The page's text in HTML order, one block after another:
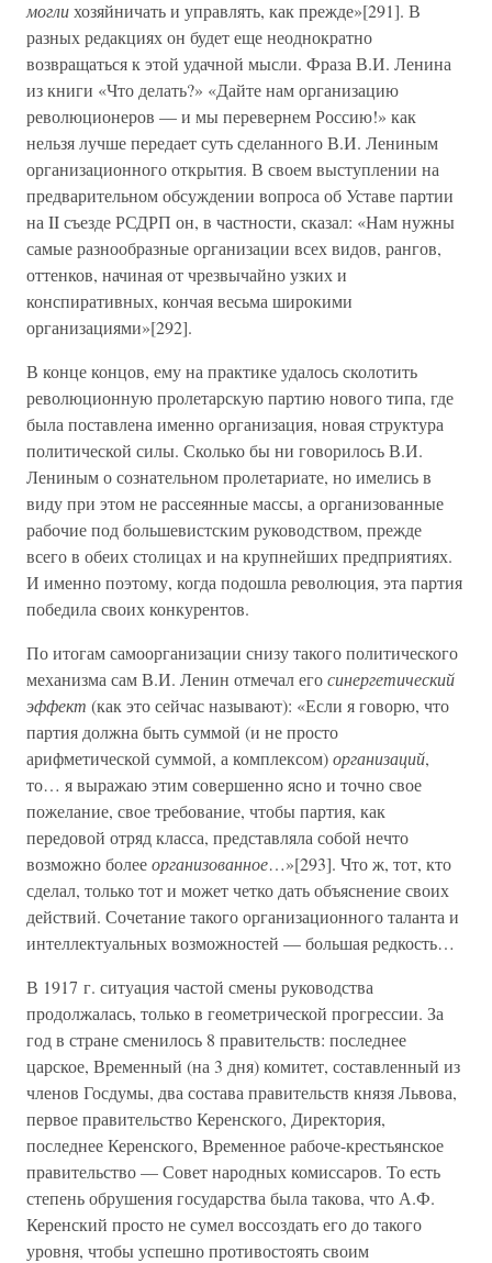
моглихозяйничать и управлять, как прежде»[291]. В
разных редакциях он будет еще неоднократно
возвращаться к этой удачной мысли. Фраза В.И. Ленина
из книги «Что делать?» «Дайте нам организацию
революционеров — и мы перевернем Россию!» как
нельзя лучше передает суть сделанного В.И. Лениным
организационного открытия. В своем выступлении на
предварительном обсуждении вопроса об Уставе партии
на II съезде РСДРП он, в частности, сказал: «Нам нужны
самые разнообразные организации всех видов, рангов,
оттенков, начиная от чрезвычайно узких и
конспиративных, кончая весьма широкими
организациями»[292].
В конце концов, ему на практике удалось сколотить
революционную пролетарскую партию нового типа, где
была поставлена именно организация, новая структура
политической силы. Сколько бы ни говорилось В.И.
Лениным о сознательном пролетариате, но имелись в
виду при этом не рассеянные массы, а организованные
рабочие под большевистским руководством, прежде
всего в обеих столицах и на крупнейших предприятиях.
И именно поэтому, когда подошла революция, эта партия
победила своих конкурентов.
По итогам самоорганизации снизу такого политического
механизма сам В.И. Ленин отмечал егосинергетический
эффект (как это сейчас называют): «Если я говорю, что
партия должна быть суммой (и не просто
арифметической суммой, а комплексом)организаций,
то… я выражаю этим совершенно ясно и точно свое
пожелание, свое требование, чтобы партия, как
передовой отряд класса, представляла собой нечто
возможно болееорганизованное…»[293]. Что ж, тот, кто
сделал, только тот и может четко дать объяснение своих
действий. Сочетание такого организационного таланта и
интеллектуальных возможностей — большая редкость…
В 1917 г. ситуация частой смены руководства
продолжалась, только в геометрической прогрессии. За
год в стране сменилось 8 правительств: последнее
царское, Временный (на 3 дня) комитет, составленный из
членов Госдумы, два состава правительств князя Львова,
первое правительство Керенского, Директория,
последнее Керенского, Временное рабоче-крестьянское
правительство — Совет народных комиссаров. То есть
степень обрушения государства была такова, что А.Ф.
Керенский просто не сумел воссоздать его до такого
уровня, чтобы успешно противостоять своим